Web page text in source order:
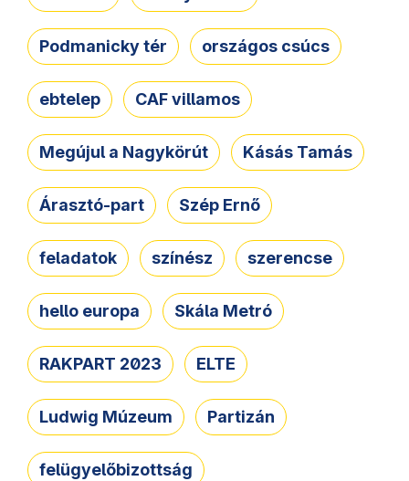
Podmanicky tér országos csúcs
ebtelep CAF villamos
Megújul a Nagykörút Kásás Tamás
Árasztó-part Szép Ernő
feladatok színész szerencse
hello europa Skála Metró
RAKPART 2023 ELTE
Ludwig Múzeum Partizán
felügyelőbizottság